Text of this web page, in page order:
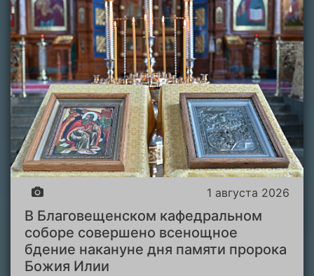
1 августа 2026
В Благовещенском кафедральном
соборе совершено всенощное
бдение накануне дня памяти пророка
Божия Илии